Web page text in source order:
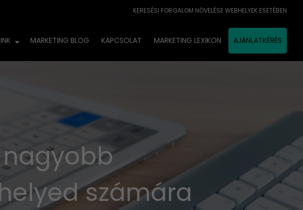
KERESÉSI FORGALOM NÖVELÉSE WEBHELYEK ESETÉBEN
MARKETING BLOG KAPCSOLAT MARKETING LEXIKON AJÁNLATKÉRÉS
nagyobb
számára